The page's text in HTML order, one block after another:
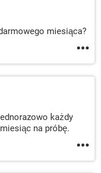
miesiąca?
każdy
na próbę.